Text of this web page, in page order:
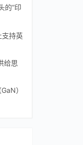
的“印
持英
给思
）